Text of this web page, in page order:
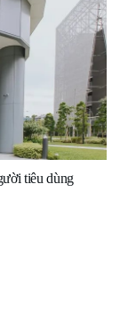
tiêu dùng